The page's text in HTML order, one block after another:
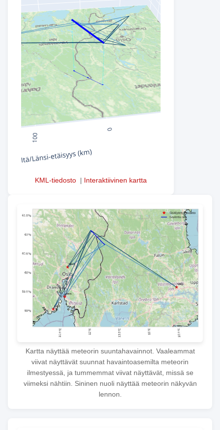
KML-tiedosto | Interaktiivinen kartta
Kartta näyttää meteorin suuntahavainnot. Vaaleammat
viivat näyttävät suunnat havaintoasemilta meteorin
ilmestyessä, ja tummemmat viivat näyttävät, missä se
viimeksi nähtiin. Sininen nuoli näyttää meteorin näkyvän
lennon.